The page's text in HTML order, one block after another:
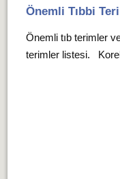
Önemli Tıbbi
Önemli tıb terimler
terimler listesi.